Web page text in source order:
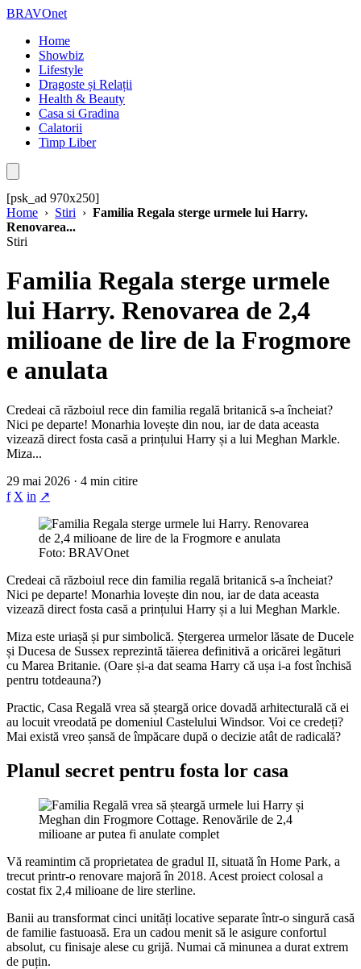
BRAVOnet
Home
Showbiz
Lifestyle
Dragoste și Relații
Health & Beauty
Casa si Gradina
Calatorii
Timp Liber
[psk_ad 970x250]
Home › Stiri › Familia Regala sterge urmele lui Harry.
Renovarea...
Stiri
Familia Regala sterge urmele
lui Harry. Renovarea de 2,4
milioane de lire de la Frogmore
e anulata
Credeai că războiul rece din familia regală britanică s-a încheiat?
Nici pe departe! Monarhia lovește din nou, iar de data aceasta
vizează direct fosta casă a prințului Harry și a lui Meghan Markle.
Miza...
29 mai 2026 · 4 min citire
f X in ↗
Foto: BRAVOnet
Credeai că războiul rece din familia regală britanică s-a încheiat?
Nici pe departe! Monarhia lovește din nou, iar de data aceasta
vizează direct fosta casă a prințului Harry și a lui Meghan Markle.
Miza este uriașă și pur simbolică. Ștergerea urmelor lăsate de Ducele
și Ducesa de Sussex reprezintă tăierea definitivă a oricărei legături
cu Marea Britanie. (Oare și-a dat seama Harry că ușa i-a fost închisă
pentru totdeauna?)
Practic, Casa Regală vrea să șteargă orice dovadă arhitecturală că ei
au locuit vreodată pe domeniul Castelului Windsor. Voi ce credeți?
Mai există vreo șansă de împăcare după o decizie atât de radicală?
Planul secret pentru fosta lor casa
Vă reamintim că proprietatea de gradul II, situată în Home Park, a
trecut printr-o renovare majoră în 2018. Acest proiect colosal a
costat fix 2,4 milioane de lire sterline.
Banii au transformat cinci unități locative separate într-o singură casă
de familie fastuoasă. Era un cadou menit să le asigure confortul
absolut, cu finisaje alese cu grijă. Numai că minunea a durat extrem
de puțin.